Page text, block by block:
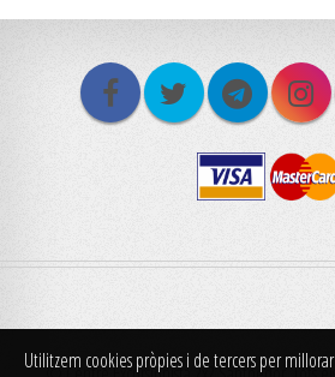
Utilitzem cookies pròpies i de tercers per